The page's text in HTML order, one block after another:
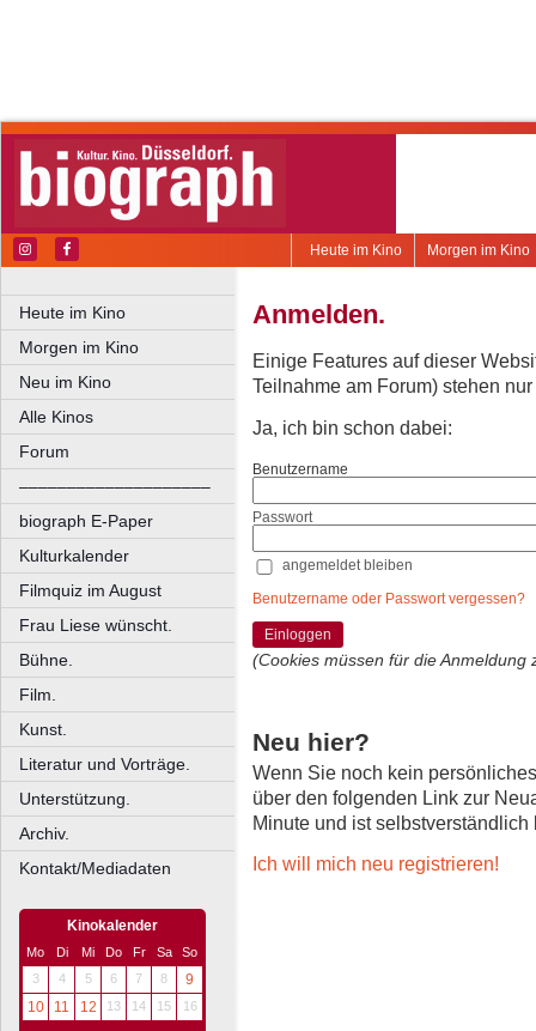
Morgen im Kino
Heute im Kino
Heute im Kino
Morgen im Kino
Neu im Kino
Alle Kinos
Forum
––––––––––––––––––––
biograph E-Paper
Kulturkalender
Filmquiz im August
Frau Liese wünscht.
Bühne.
Film.
Kunst.
Literatur und Vorträge.
Unterstützung.
Archiv.
Kontakt/Mediadaten
Kinokalender
Mo Di Mi Do Fr Sa
So
3
4 5 6 7 8
9
10
11 12 13 14 15 16
Anmelden.
Einige Features auf dieser
Teilnahme am Forum) stehen
Ja, ich bin schon dabei:
Benutzername
Passwort
angemeldet bleiben
Benutzername oder Passwort vergessen?
Einloggen
(Cookies müssen für die Anmeldung
Neu hier?
Wenn Sie noch kein
über den folgenden Link zur
Minute und ist selbstverständlich
Ich will mich neu registrieren!